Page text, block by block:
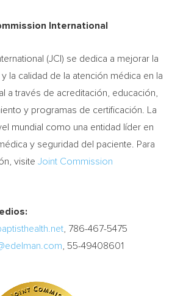
International
(JCI) se dedica a mejorar la
la calidad de la atención médica en la
a través de acreditación, educación,
y programas de certificación. La
mundial como una entidad líder en
y seguridad del paciente. Para
visite Joint Commission
, 786-467-5475
, 55-49408601